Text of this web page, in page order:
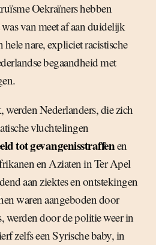
Oekraïners hebben
van meet af aan duidelijk
nare, expliciet racistische
begaandheid met
Nederlanders, die zich
vluchtelingen
tot gevangenisstraffenen
en Aziaten in Ter Apel
aan ziektes en ontstekingen
waren aangeboden door
werden door de politie weer in
zelfs een Syrische baby, in